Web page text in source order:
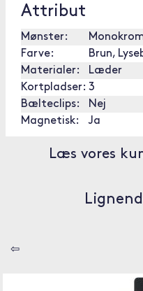
Attribut
Mønster:
Farve:
Brun,
Materialer:
Læder
Kortpladser: 3
Bælteclips:
Nej
Magnetisk:
Ja
Læs vores
⇦